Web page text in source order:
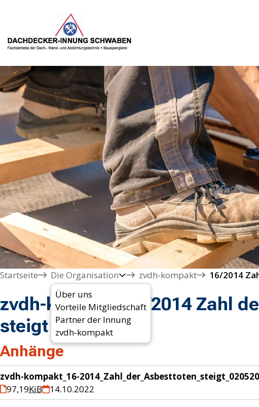
Startseite
Die Organisation
Über uns
Vorteile Mitgliedschaft
Partner der Innung
zvdh-kompakt
zvdh-kompakt 16/2014
zvdh-kompakt 16/2014 Zahl
steigt
Anhänge
zvdh-kompakt_16-
97,19KiB 14.10.2022